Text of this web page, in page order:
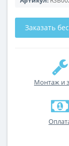
Заказать
Монтаж и